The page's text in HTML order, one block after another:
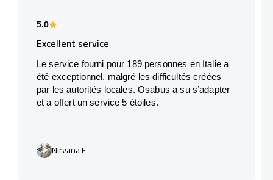
5.0
Excellent service
Le service fourni pour 189 personnes en Italie a
été exceptionnel, malgré les difficultés créées
par les autorités locales. Osabus a su s’adapter
et a offert un service 5 étoiles.
Nirvana E